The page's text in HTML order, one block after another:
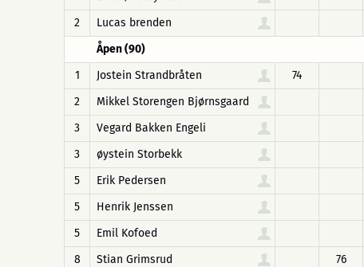
2
Lucas brenden
Åpen (90)
1
Jostein Strandbråten
74
2
Mikkel Storengen Bjørnsgaard
3
Vegard Bakken Engeli
3
øystein Storbekk
5
Erik Pedersen
5
Henrik Jenssen
5
Emil Kofoed
8
Stian Grimsrud
76